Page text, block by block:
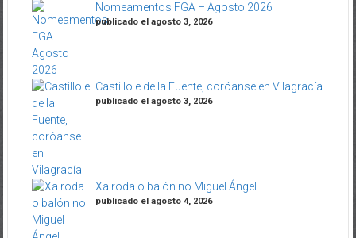
Nomeamentos FGA – Agosto 2026
publicado el agosto 3, 2026
Castillo e de la Fuente, coróanse en Vilagracía
publicado el agosto 3, 2026
Xa roda o balón no Miguel Ángel
publicado el agosto 4, 2026